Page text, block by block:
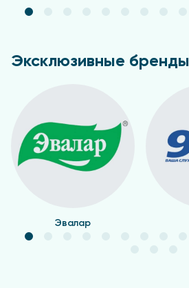
Эксклюзивные бренды
Эвалар